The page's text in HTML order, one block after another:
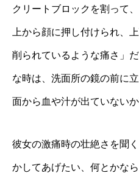
クリートブロックを割って
上から顔に押し付けられ、
削られているような痛さ」
な時は、洗面所の鏡の前に
面から血や汁が出ていない
彼女の激痛時の壮絶さを聞
かしてあげたい、何とかな